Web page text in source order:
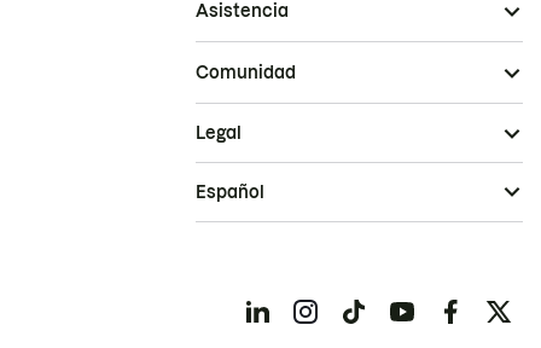
Asistencia
Comunidad
Legal
Español